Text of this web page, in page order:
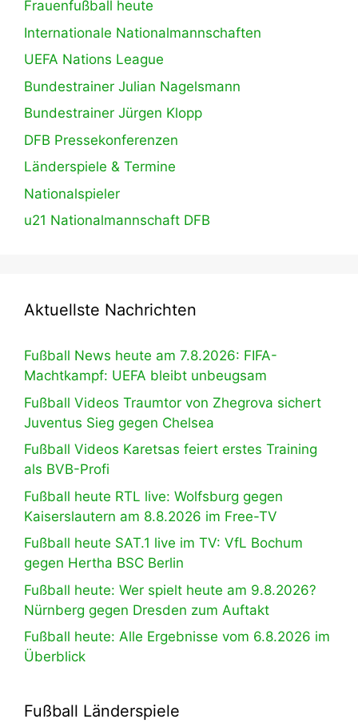
Frauenfußball heute
Internationale Nationalmannschaften
UEFA Nations League
Bundestrainer Julian Nagelsmann
Bundestrainer Jürgen Klopp
DFB Pressekonferenzen
Länderspiele & Termine
Nationalspieler
u21 Nationalmannschaft DFB
Aktuellste Nachrichten
Fußball News heute am 7.8.2026: FIFA-
Machtkampf: UEFA bleibt unbeugsam
Fußball Videos Traumtor von Zhegrova sichert
Juventus Sieg gegen Chelsea
Fußball Videos Karetsas feiert erstes Training
als BVB-Profi
Fußball heute RTL live: Wolfsburg gegen
Kaiserslautern am 8.8.2026 im Free-TV
Fußball heute SAT.1 live im TV: VfL Bochum
gegen Hertha BSC Berlin
Fußball heute: Wer spielt heute am 9.8.2026?
Nürnberg gegen Dresden zum Auftakt
Fußball heute: Alle Ergebnisse vom 6.8.2026 im
Überblick
Fußball Länderspiele